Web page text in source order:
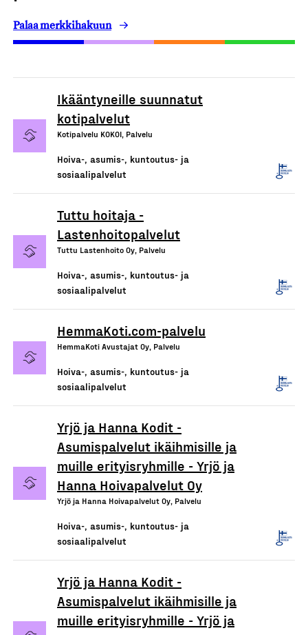
Palaa merkkihakuun
Ikääntyneille suunnatut
kotipalvelut
Kotipalvelu KOKOI, Palvelu
Hoiva-, asumis-, kuntoutus- ja
sosiaalipalvelut
Tuttu hoitaja -
Lastenhoitopalvelut
Tuttu Lastenhoito Oy, Palvelu
Hoiva-, asumis-, kuntoutus- ja
sosiaalipalvelut
HemmaKoti.com-palvelu
HemmaKoti Avustajat Oy, Palvelu
Hoiva-, asumis-, kuntoutus- ja
sosiaalipalvelut
Yrjö ja Hanna Kodit -
Asumispalvelut ikäihmisille ja
muille erityisryhmille - Yrjö ja
Hanna Hoivapalvelut Oy
Yrjö ja Hanna Hoivapalvelut Oy, Palvelu
Hoiva-, asumis-, kuntoutus- ja
sosiaalipalvelut
Yrjö ja Hanna Kodit -
Asumispalvelut ikäihmisille ja
muille erityisryhmille - Yrjö ja